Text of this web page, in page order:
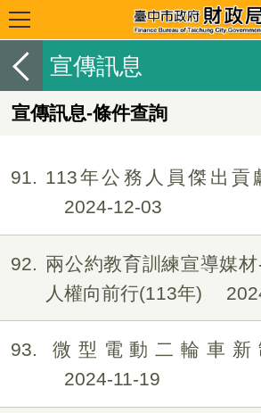
宣傳訊息
宣傳訊息-條件查詢
91
113年公務人員傑出貢
2024-12-03
92
兩公約教育訓練宣導媒材
人權向前行(113年)
93
微型電動二輪車新
2024-11-19